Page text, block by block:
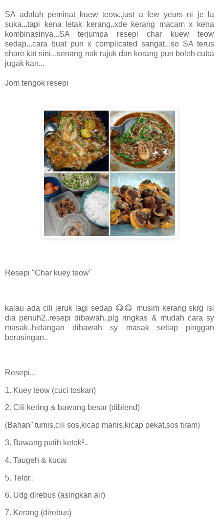
SA adalah peminat kuew teow..just a few years ni je la
suka...tapi kena letak kerang..xde kerang macam x kena
kombinasinya...SA terjumpa resepi char kuew teow
sedap...cara buat pun x complicated sangat...so SA terus
share kat sini...senang nak rujuk dan korang pun boleh cuba
jugak kan...
Jom tengok resepi
Resepi "Char kuey teow"
kalau ada cili jeruk lagi sedap 😋😋 musim kerang skrg isi
dia penuh2..resepi dibawah..plg ringkas & mudah cara sy
masak..hidangan dibawah sy masak setiap pinggan
berasingan..
Resepi...
1. Kuey teow (cuci toskan)
2. Cili kering & bawang besar (diblend)
(Bahan² tumis,cili sos,kicap manis,kicap pekat,sos tiram)
3. Bawang putih ketok²..
4. Taugeh & kucai
5. Telor..
6. Udg direbus (asingkan air)
7. Kerang (direbus)